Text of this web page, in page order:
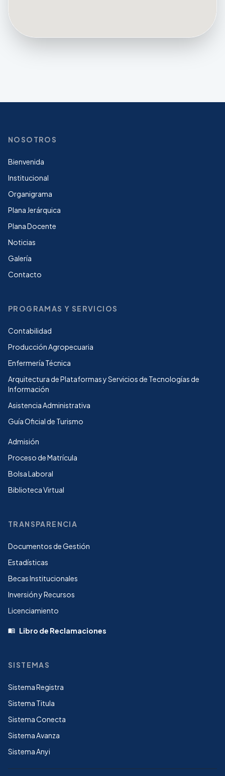
NOSOTROS
Bienvenida
Institucional
Organigrama
Plana Jerárquica
Plana Docente
Noticias
Galería
Contacto
PROGRAMAS Y SERVICIOS
Contabilidad
Producción Agropecuaria
Enfermería Técnica
Arquitectura de Plataformas y Servicios de Tecnologías de
Información
Asistencia Administrativa
Guía Oficial de Turismo
Admisión
Proceso de Matrícula
Bolsa Laboral
Biblioteca Virtual
TRANSPARENCIA
Documentos de Gestión
Estadísticas
Becas Institucionales
Inversión y Recursos
Licenciamiento
menu_book Libro de Reclamaciones
SISTEMAS
Sistema Registra
Sistema Titula
Sistema Conecta
Sistema Avanza
Sistema Anyi